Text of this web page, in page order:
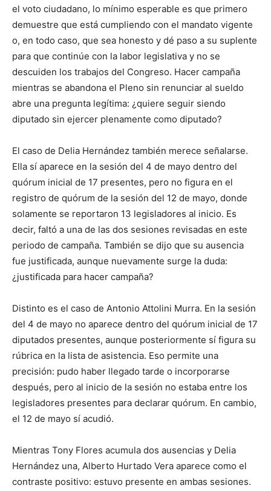
el voto ciudadano, lo mínimo esperable es que primero
demuestre que está cumpliendo con el mandato vigente
o, en todo caso, que sea honesto y dé paso a su suplente
para que continúe con la labor legislativa y no se
descuiden los trabajos del Congreso. Hacer campaña
mientras se abandona el Pleno sin renunciar al sueldo
abre una pregunta legítima: ¿quiere seguir siendo
diputado sin ejercer plenamente como diputado?
El caso de Delia Hernández también merece señalarse.
Ella sí aparece en la sesión del 4 de mayo dentro del
quórum inicial de 17 presentes, pero no figura en el
registro de quórum de la sesión del 12 de mayo, donde
solamente se reportaron 13 legisladores al inicio. Es
decir, faltó a una de las dos sesiones revisadas en este
periodo de campaña. También se dijo que su ausencia
fue justificada, aunque nuevamente surge la duda:
¿justificada para hacer campaña?
Distinto es el caso de Antonio Attolini Murra. En la sesión
del 4 de mayo no aparece dentro del quórum inicial de 17
diputados presentes, aunque posteriormente sí figura su
rúbrica en la lista de asistencia. Eso permite una
precisión: pudo haber llegado tarde o incorporarse
después, pero al inicio de la sesión no estaba entre los
legisladores presentes para declarar quórum. En cambio,
el 12 de mayo sí acudió.
Mientras Tony Flores acumula dos ausencias y Delia
Hernández una, Alberto Hurtado Vera aparece como el
contraste positivo: estuvo presente en ambas sesiones.